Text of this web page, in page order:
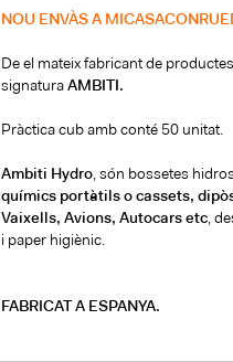
NOU ENVÀS A
De el mateix fabricant de
signaturaAMBITI.
Pràctica cub amb conté 50 unitat.
Ambiti Hydro, són bossetes
químics portàtils o cassets,
Vaixells, Avions, Autocars etc,
i paper higiènic.
FABRICAT A ESPANYA.